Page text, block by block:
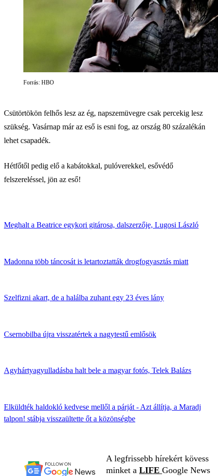
Forrás: HBO
Csütörtökön felhős lesz az ég, napszemüvegre csak percekig lesz
szükség. Vasárnap már az eső is esni fog, az ország 80 százalékán
lehet csapadék.
Hétfőtől pedig elő a kabátokkal, pulóverekkel, esővédő
felszereléssel, jön az eső!
Meghalt a Beatrice egykori gitárosa, dalszerzője, Lugosi László
Madonna több táncosát is letartoztatták drogfogyasztás miatt
Szelfizni akart, de a halálba zuhant egy 23 éves lány
Csernobilba újra visszatértek a nagytestű emlősök
Agyhártyagyulladásba halt bele a magyar fotós, Telek Balázs
Elküldték haldokló kedvese mellől a párját - Azt állítja, a Maradj
talpon! stábja visszaültette őt a közönségbe
A legfrissebb hírekért kövess
minket a LIFE Google News